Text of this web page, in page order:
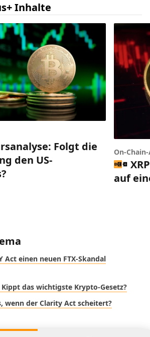
Inhalte
Folgt die
den US-
On-
auf
Act einen neuen FTX-Skandal
Kippt das wichtigste Krypto-Gesetz?
wenn der Clarity Act scheitert?